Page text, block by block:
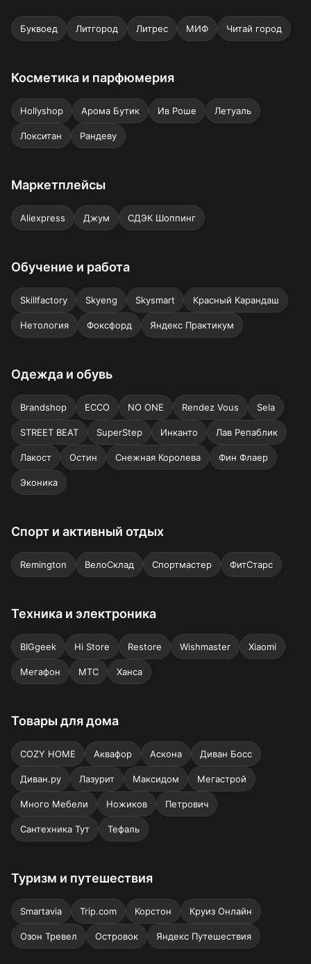
Буквоед Литгород Литрес МИФ Читай город
Косметика и парфюмерия
Hollyshop Арома Бутик Ив Роше Летуаль
Локситан Рандеву
Маркетплейсы
Aliexpress Джум СДЭК Шоппинг
Обучение и работа
Skillfactory Skyeng Skysmart Красный Карандаш
Нетология Фоксфорд Яндекс Практикум
Одежда и обувь
Brandshop ECCO NO ONE Rendez Vous Sela
STREET BEAT SuperStep Инканто Лав Репаблик
Лакост Остин Снежная Королева Фин Флаер
Эконика
Спорт и активный отдых
Remington ВелоСклад Спортмастер ФитСтарс
Техника и электроника
BIGgeek Hi Store Restore Wishmaster Xiaomi
Мегафон МТС Ханса
Товары для дома
COZY HOME Аквафор Аскона Диван Босс
Диван.ру Лазурит Максидом Мегастрой
Много Мебели Ножиков Петрович
Сантехника Тут Тефаль
Туризм и путешествия
Smartavia Trip.com Корстон Круиз Онлайн
Озон Тревел Островок Яндекс Путешествия